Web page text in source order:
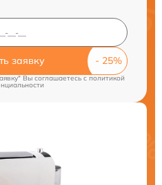
заявку
Вы соглашаетесь cполитикой